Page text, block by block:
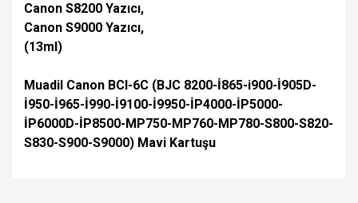
Canon S8200 Yazıcı,
Canon S9000 Yazıcı,
(13ml)
Muadil Canon BCI-6C (BJC 8200-İ865-i900-İ905D-
İ950-İ965-İ990-İ9100-İ9950-İP4000-İP5000-
İP6000D-İP8500-MP750-MP760-MP780-S800-S820-
S830-S900-S9000) Mavi Kartuşu